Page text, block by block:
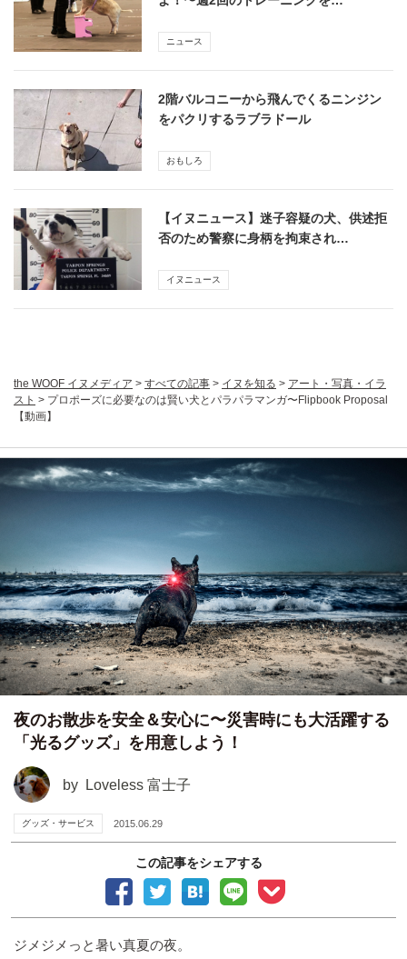
ニュース
2階バルコニーから飛んでくるニンジン
をパクリするラブラドール
おもしろ
【イヌニュース】迷子容疑の犬、供述拒
否のため警察に身柄を拘束され…
イヌニュース
the WOOF イヌメディア > すべての記事 > イヌを知る > アート・写真・イラ
スト > プロポーズに必要なのは賢い犬とパラパラマンガ〜Flipbook Proposal
【動画】
夜のお散歩を安全＆安心に〜災害時にも大活躍する
「光るグッズ」を用意しよう！
by Loveless 富士子
グッズ・サービス 2015.06.29
この記事をシェアする
ジメジメっと暑い真夏の夜。